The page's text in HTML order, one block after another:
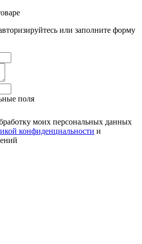
или заполните форму
поля
моих персональных данных
конфиденциальности и